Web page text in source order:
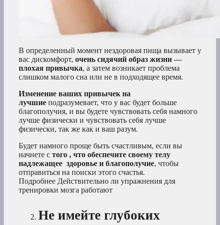
В определенный момент нездоровая пища вызывает у
вас дискомфорт, очень сидячий образ жизни —
плохая привычка, а затем возникает проблема
слишком малого сна или не в подходящее время.
Изменение ваших привычек на
лучшие подразумевает, что у вас будет больше
благополучия, и вы будете чувствовать себя намного
лучше физически и чувствовать себя лучше
физически, так же как и ваш разум.
Будет намного проще быть счастливым, если вы
начнете с того , что обеспечите своему телу
надлежащее здоровье и благополучие, чтобы
отправиться на поиски этого счастья.
Подробнее Действительно ли упражнения для
тренировки мозга работают
Не имейте глубоких